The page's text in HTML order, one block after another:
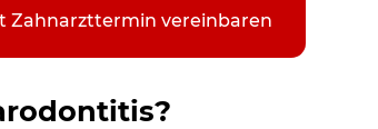
Zahnarzttermin vereinbaren